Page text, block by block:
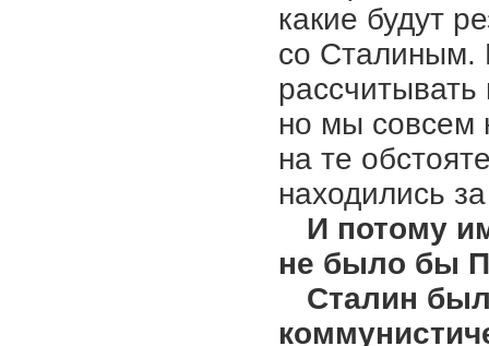
какие будут
со
но мы совсем
на те
находились
И потому
не было бы
Сталин